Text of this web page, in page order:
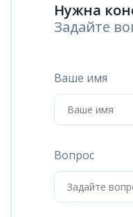
Нужна
Задайте
Ваше имя
Вопрос